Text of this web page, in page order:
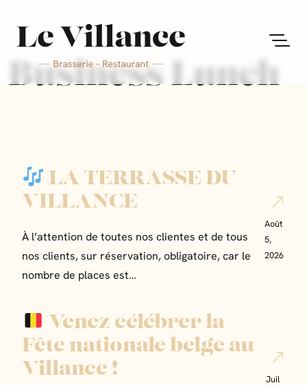
Business Lunch
LA TERRASSE DU
VILLANCE
À l’attention de toutes nos clientes et de tous
nos clients, sur réservation, obligatoire, car le
nombre de places est…
Août
5,
2026
Venez célébrer la
Fête nationale belge au
Villance !
Juil